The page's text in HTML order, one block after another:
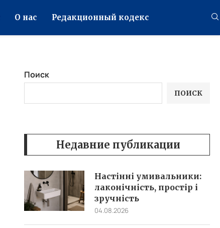
О нас Редакционный кодекс
Поиск
ПОИСК
Недавние публикации
Настінні умивальники:
лаконічність, простір і
зручність
04.08.2026